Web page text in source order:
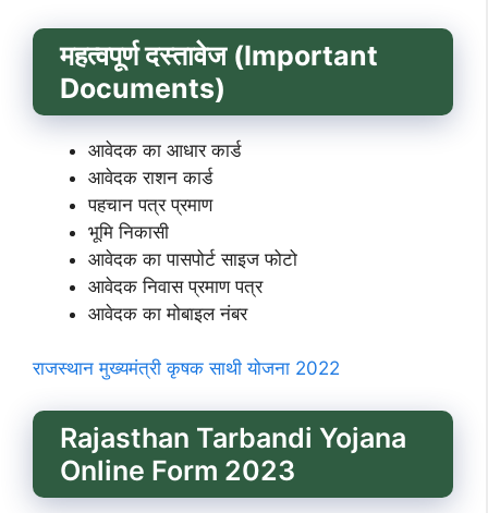
महत्वपूर्ण दस्तावेज (Important
Documents)
आवेदक का आधार कार्ड
आवेदक राशन कार्ड
पहचान पत्र प्रमाण
भूमि निकासी
आवेदक का पासपोर्ट साइज फोटो
आवेदक निवास प्रमाण पत्र
आवेदक का मोबाइल नंबर
राजस्थान मुख्यमंत्री कृषक साथी योजना 2022
Rajasthan Tarbandi Yojana
Online Form 2023